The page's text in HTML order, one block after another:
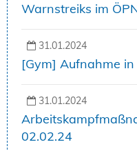
Warnstreiks im
31.01.2024
[Gym] Aufnahme
31.01.2024
02.02.24